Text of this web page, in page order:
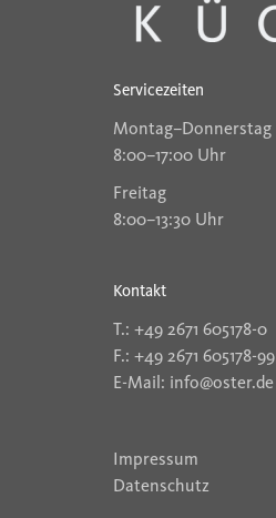
Servicezeiten
Montag–Donnerstag
8:00–17:00 Uhr
Freitag
8:00–13:30 Uhr
Kontakt
T.: +49 2671 605178-0
F.: +49 2671 605178-99
E-Mail: info@oster.de
Impressum
Datenschutz